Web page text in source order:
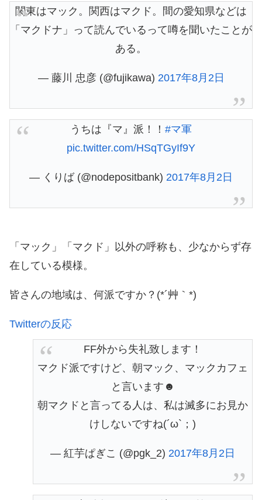
関東はマック。関西はマクド。間の愛知県などは
「マクドナ」って読んでいるって噂を聞いたことが
ある。
— 藤川 忠彦 (@fujikawa) 2017年8月2日
うちは『マ』派！！ #マ軍
pic.twitter.com/HSqTGyIf9Y
— くりば (@nodepositbank) 2017年8月2日
「マック」「マクド」以外の呼称も、少なからず存
在している模様。
皆さんの地域は、何派ですか？(*´艸｀*)
Twitterの反応
FF外から失礼致します！
マクド派ですけど、朝マック、マックカフェ
と言います☻
朝マクドと言ってる人は、私は滅多にお見か
けしないですね(´ω`；)
— 紅芋ぱぎこ (@pgk_2) 2017年8月2日